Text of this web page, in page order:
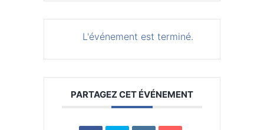
L'événement est terminé.
PARTAGEZ CET ÉVÉNEMENT